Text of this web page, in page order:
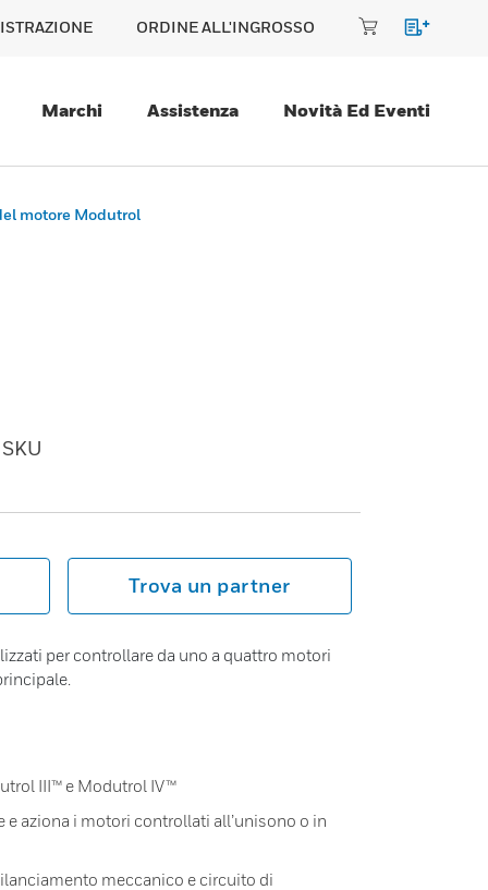
ORDINE ALL'INGROSSO
Marchi Assistenza Novità Ed Eventi
motore Modutrol
SKU
Trova un partner
per controllare da uno a quattro motori
III™ e Modutrol IV™
aziona i motori controllati all’unisono o in
meccanico e circuito di